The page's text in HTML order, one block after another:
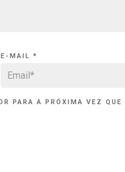
E-MAIL*
PARA A PRÓXIMA VEZ QUE